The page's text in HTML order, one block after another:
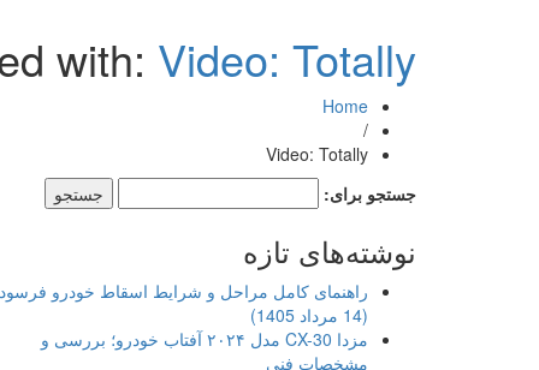
with: Video: Totally
Home
/
Video: Totally
جستجو برای:
نوشته‌های تازه
راهنمای کامل مراحل و شرایط اسقاط خودرو
(14 مرداد 1405)
مزدا CX-30 مدل ۲۰۲۴ آفتاب خودرو؛ بررسی و
مشخصات فنی